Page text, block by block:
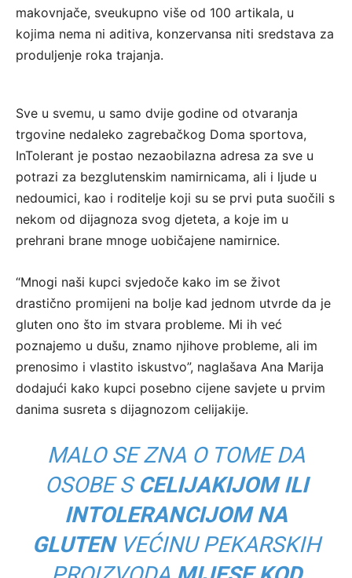
makovnjače, sveukupno više od 100 artikala, u
kojima nema ni aditiva, konzervansa niti sredstava za
produljenje roka trajanja.
Sve u svemu, u samo dvije godine od otvaranja
trgovine nedaleko zagrebačkog Doma sportova,
InTolerant je postao nezaobilazna adresa za sve u
potrazi za bezglutenskim namirnicama, ali i ljude u
nedoumici, kao i roditelje koji su se prvi puta suočili s
nekom od dijagnoza svog djeteta, a koje im u
prehrani brane mnoge uobičajene namirnice.
“Mnogi naši kupci svjedoče kako im se život
drastično promijeni na bolje kad jednom utvrde da je
gluten ono što im stvara probleme. Mi ih već
poznajemo u dušu, znamo njihove probleme, ali im
prenosimo i vlastito iskustvo”, naglašava Ana Marija
dodajući kako kupci posebno cijene savjete u prvim
danima susreta s dijagnozom celijakije.
MALO SE ZNA O TOME DA
OSOBE S CELIJAKIJOM ILI
INTOLERANCIJOM NA
GLUTENVEĆINU PEKARSKIH